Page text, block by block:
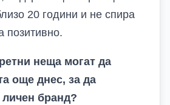
20 години и не спира
позитивно.
неща могат да
още днес, за да
бранд?